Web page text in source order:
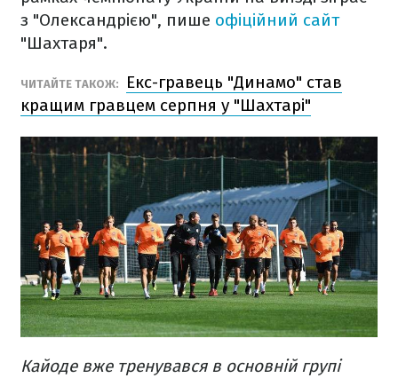
з "Олександрією", пише офіційний сайт
"Шахтаря".
ЧИТАЙТЕ ТАКОЖ:
Екс-гравець "Динамо" став
кращим гравцем серпня у "Шахтарі"
Кайоде вже тренувався в основній групі